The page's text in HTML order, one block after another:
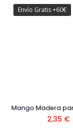
Envío Gratis +60€
2,35 €